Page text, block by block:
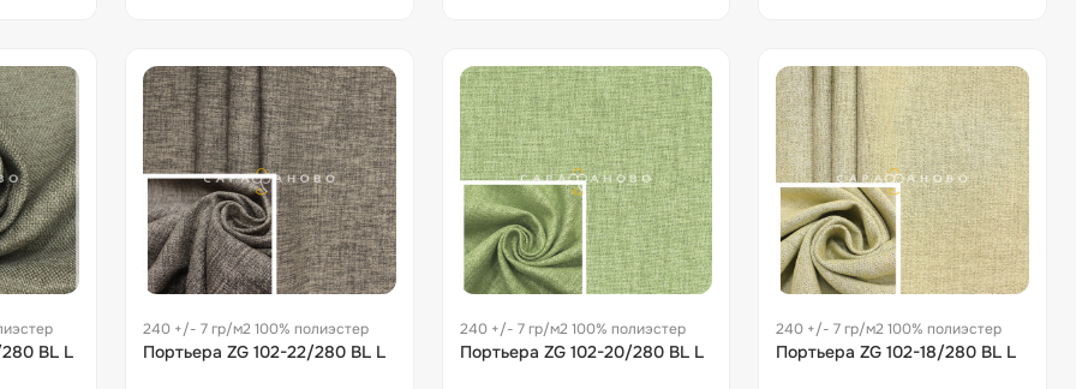
BL L
240 +/- 7 гр/м2 100% полиэстер
Портьера ZG 102-22/280 BL L
240 +/- 7 гр/м2 100% полиэстер
Портьера ZG 102-20/280 BL L
240 +/- 7 гр/м2 100% полиэстер
Портьера ZG 102-18/280 BL L